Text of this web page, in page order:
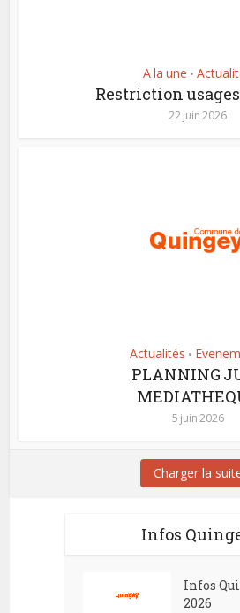
A la une •
Restriction usages
22 juin 2026
Actualités •
PLANNING
5 juin 2026
Charger la
Infos
Infos
2026